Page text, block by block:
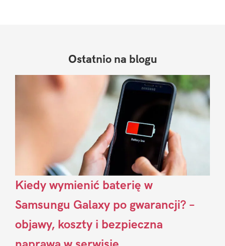
Ostatnio na blogu
Kiedy wymienić baterię w
Samsungu Galaxy po gwarancji? –
objawy, koszty i bezpieczna